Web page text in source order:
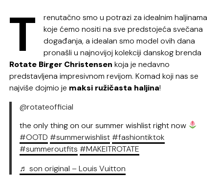
T
renutačno smo u potrazi za idealnim haljinama
koje ćemo nositi na sve predstojeća svečana
događanja, a idealan smo model ovih dana
pronašli u najnovijoj kolekciji danskog brenda
Rotate Birger Christensen koja je nedavno
predstavljena impresivnom revijom. Komad koji nas se
najviše dojmio je maksi ružičasta haljina!
@rotateofficial
the only thing on our summer wishlist right now
#OOTD #summerwishlist#fashiontiktok
#summeroutfits #MAKEITROTATE
♬ son original – Louis Vuitton